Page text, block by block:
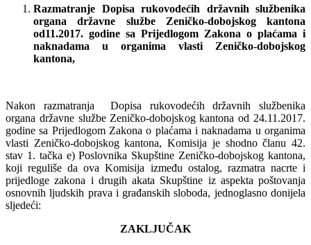
Razmatranje Dopisa rukovodećih državnih službenika
organa
državne službe Zeničko-dobojskog
kantona
od11.2017. godine sa Prijedlogom Zakona o plaćama i
naknadama
u organima vlasti Zeničko-dobojskog
kantona,
Nakon razmatranja Dopisa rukovodećih državnih službenika
organa državne službe Zeničko-dobojskog kantona od 24.11.2017.
godine sa Prijedlogom Zakona o plaćama i naknadama u organima
vlasti Zeničko-dobojskog kantona, Komisija je shodno članu 42.
stav 1. tačka e) Poslovnika Skupštine Zeničko-dobojskog kantona,
koji reguliše da ova Komisija između ostalog, razmatra nacrte i
prijedloge zakona i drugih akata Skupštine iz aspekta poštovanja
osnovnih ljudskih prava i građanskih sloboda, jednoglasno donijela
sljedeći:
ZAKLJUČAK